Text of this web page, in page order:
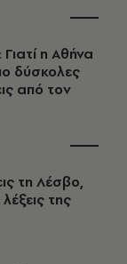
η Αθήνα
δύσκολες
από τον
τη Λέσβο,
της